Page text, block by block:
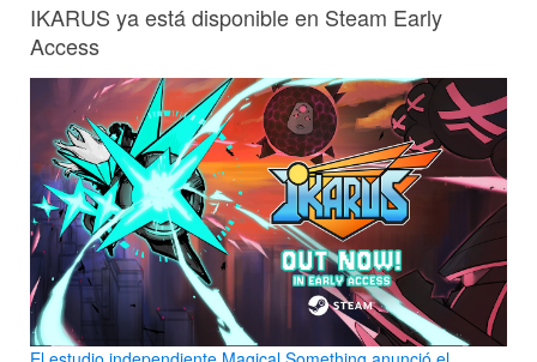
IKARUS ya está disponible en Steam Early
Access